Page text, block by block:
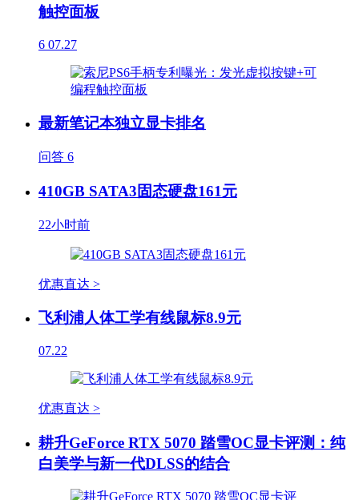
触控面板
6 07.27
最新笔记本独立显卡排名
问答 6
410GB SATA3固态硬盘161元
22小时前
优惠直达 >
飞利浦人体工学有线鼠标8.9元
07.22
优惠直达 >
耕升GeForce RTX 5070 踏雪OC显卡评测：纯
白美学与新一代DLSS的结合